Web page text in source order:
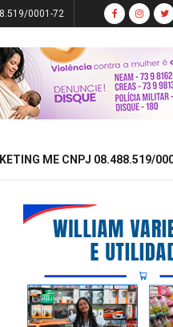
0001-72
ME CNPJ 08.488.519/